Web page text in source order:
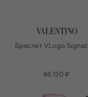
Браслет VLogo
46 150 ₽